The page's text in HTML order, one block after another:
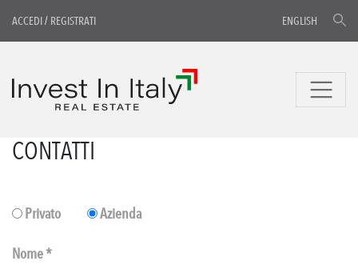
ACCEDI/ REGISTRATI ENGLISH
CONTATTI
Privato Azienda
Nome *